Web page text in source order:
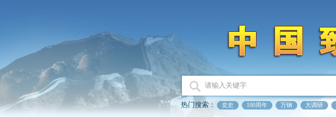
热门搜索： 党史 100周年 万钢 大调研